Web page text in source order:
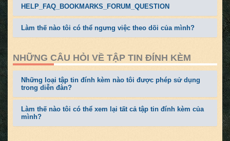
HELP_FAQ_BOOKMARKS_FORUM_QUESTION
Làm thế nào tôi có thể ngưng việc theo dõi của mình?
NHỮNG CÂU HỎI VỀ TẬP TIN ĐÍNH KÈM
Những loại tập tin đính kèm nào tôi được phép sử dụng
trong diễn đàn?
Làm thế nào tôi có thể xem lại tất cả tập tin đính kèm của
mình?